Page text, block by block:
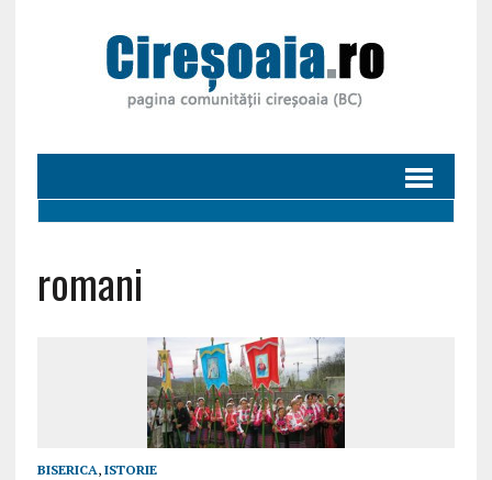
romani
BISERICA, ISTORIE